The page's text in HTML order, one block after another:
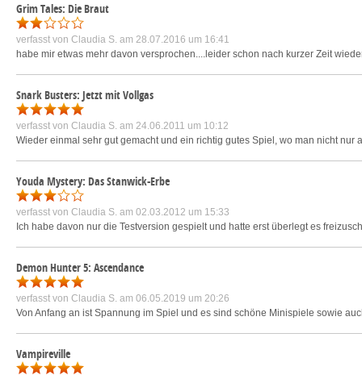
Grim Tales: Die Braut
verfasst von Claudia S. am 28.07.2016 um 16:41
habe mir etwas mehr davon versprochen....leider schon nach kurzer Zeit
Snark Busters: Jetzt mit Vollgas
verfasst von Claudia S. am 24.06.2011 um 10:12
Wieder einmal sehr gut gemacht und ein richtig gutes Spiel, wo man nicht
Youda Mystery: Das Stanwick-Erbe
verfasst von Claudia S. am 02.03.2012 um 15:33
Ich habe davon nur die Testversion gespielt und hatte erst überlegt es
Demon Hunter 5: Ascendance
verfasst von Claudia S. am 06.05.2019 um 20:26
Von Anfang an ist Spannung im Spiel und es sind schöne Minispiele sowie
Vampireville